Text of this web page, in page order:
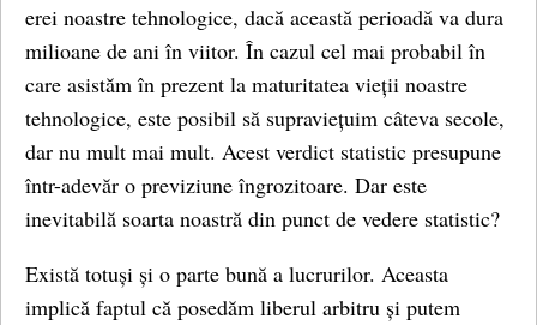
erei noastre tehnologice, dacă această perioadă va dura
milioane de ani în viitor. În cazul cel mai probabil în
care asistăm în prezent la maturitatea vieții noastre
tehnologice, este posibil să supraviețuim câteva secole,
dar nu mult mai mult. Acest verdict statistic presupune
într-adevăr o previziune îngrozitoare. Dar este
inevitabilă soarta noastră din punct de vedere statistic?
Există totuși și o parte bună a lucrurilor. Aceasta
implică faptul că posedăm liberul arbitru și putem